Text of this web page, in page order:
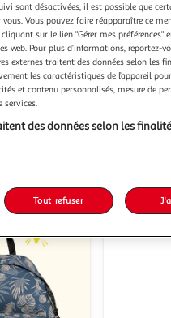
LES
dès 6/7 jours
PLANTES
DE 280
Couplan
Vendu par
sont désactivées, il est possible que
Vous pouvez faire réapparaître ce
sur le lien "Gérer mes préférences"
web. Pour plus d’informations, reportez-
externes traitent des données selon les
les caractéristiques de l’appareil
et contenu personnalisés, mesure de
services.
des données selon les
Tout refuser